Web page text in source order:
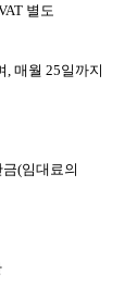
별도
매월 25일까지
(임대료의